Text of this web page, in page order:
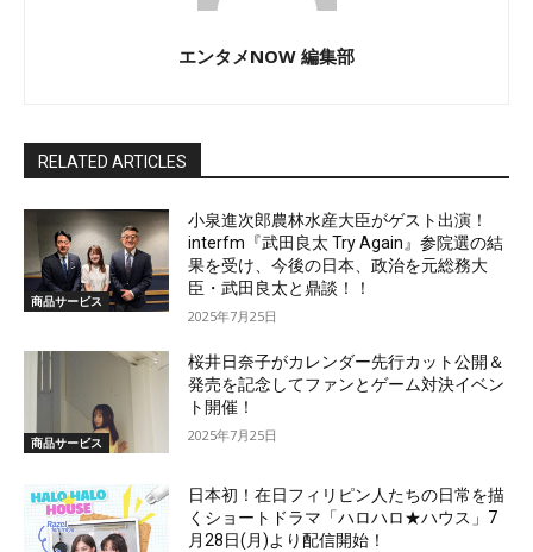
エンタメNOW 編集部
RELATED ARTICLES
商品サービス
小泉進次郎農林水産大臣がゲスト出演！
interfm『武田良太 Try Again』参院選の結
果を受け、今後の日本、政治を元総務大
臣・武田良太と鼎談！！
2025年7月25日
商品サービス
桜井日奈子がカレンダー先行カット公開＆
発売を記念してファンとゲーム対決イベン
ト開催！
2025年7月25日
日本初！在日フィリピン人たちの日常を描
くショートドラマ「ハロハロ★ハウス」7
月28日(月)より配信開始！